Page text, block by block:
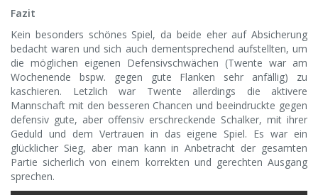
Fazit
Kein besonders schönes Spiel, da beide eher auf Absicherung
bedacht waren und sich auch dementsprechend aufstellten, um
die möglichen eigenen Defensivschwächen (Twente war am
Wochenende bspw. gegen gute Flanken sehr anfällig) zu
kaschieren. Letzlich war Twente allerdings die aktivere
Mannschaft mit den besseren Chancen und beeindruckte gegen
defensiv gute, aber offensiv erschreckende Schalker, mit ihrer
Geduld und dem Vertrauen in das eigene Spiel. Es war ein
glücklicher Sieg, aber man kann in Anbetracht der gesamten
Partie sicherlich von einem korrekten und gerechten Ausgang
sprechen.